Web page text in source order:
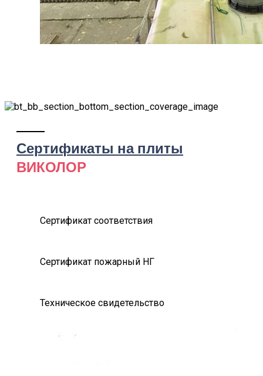
Сертификаты на плиты
ВИКОЛОР
Сертификат соответствия
Сертификат пожарный НГ
Техническое свидетельство